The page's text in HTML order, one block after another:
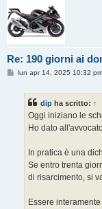
Re: 190 giorni ai
Mlun apr 14, 2025 10:32 pm
dip ha scritto: ↑
Oggi iniziano le
Ho dato
In pratica è una
Se entro trenta
di risarcimento, si
Essere